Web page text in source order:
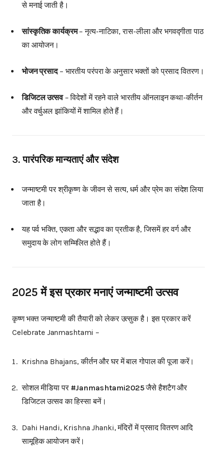
से मनाई जाती है।
सांस्कृतिक कार्यक्रम– नृत्य-नाटिका, रास-लीला और भगवद्गीता पाठ
का आयोजन।
भोजन प्रसाद– भारतीय परंपरा के अनुसार भक्तों को प्रसाद वितरण।
डिजिटल उत्सव– विदेशों में रहने वाले भारतीय ऑनलाइन कथा-कीर्तन
और वर्चुअल झांकियों में शामिल होते हैं।
3. पारंपरिक मान्यताएं और संदेश
जन्माष्टमी पर श्रीकृष्ण के जीवन से सत्य, धर्म और प्रेम का संदेश लिया
जाता है।
यह पर्व भक्ति, एकता और सद्भाव का प्रतीक है, जिसमें हर वर्ग और
समुदाय के लोग सम्मिलित होते हैं।
2025 में इस प्रकार मनाएं जन्माष्टमी उत्सव
कृष्ण भक्त जन्माष्टमी की तैयारी को लेकर उत्सुक है। इस प्रकार करें
Celebrate Janmashtami –
Krishna Bhajans, कीर्तन और घर में बाल गोपाल की पूजा करें।
सोशल मीडिया पर #Janmashtami2025जैसे हैशटैग और
डिजिटल उत्सव का हिस्सा बनें।
Dahi Handi, Krishna Jhanki, मंदिरों में प्रसाद वितरण आदि
सामूहिक आयोजन करें।